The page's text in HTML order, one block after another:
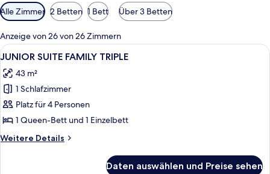
Verfügbare
Filter
für
Zimmer
Alle Zimmer 2 Betten 1 Bett Über 3 Betten
Anzeige von 26 von 26 Zimmern
Alle
Fotos
für
JUNIOR
SUITE
FAMILY
TRIPLE
anzeigen
Ein modernes Hotelzimmer mit
6
JUNIOR SUITE FAMILY TRIPLE
43 m²
1 Schlafzimmer
Platz für 4 Personen
1 Queen-Bett und 1 Einzelbett
Weitere Details
Weitere
Daten auswählen und Preise sehen